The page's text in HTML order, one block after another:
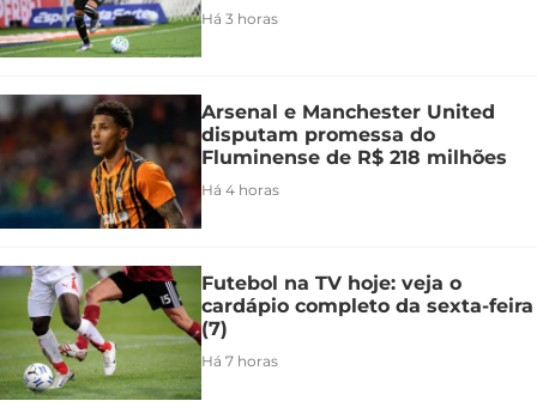
Há 3 horas
Arsenal e Manchester United
disputam promessa do
Fluminense de R$ 218 milhões
Há 4 horas
Futebol na TV hoje: veja o
cardápio completo da sexta-feira
(7)
Há 7 horas